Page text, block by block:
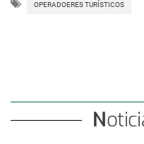
OPERADOERES TURÍSTICOS